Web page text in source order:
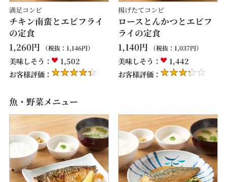
満足コンビ
チキン南蛮とエビフライ
の定食
1,260円 （税抜： 1,146円）
美味しそう：
1,502
お客様評価：
揚げたてコンビ
ロースとんかつとエビフ
ライの定食
1,140円 （税抜： 1,037円）
美味しそう：
1,442
お客様評価：
魚・野菜メニュー